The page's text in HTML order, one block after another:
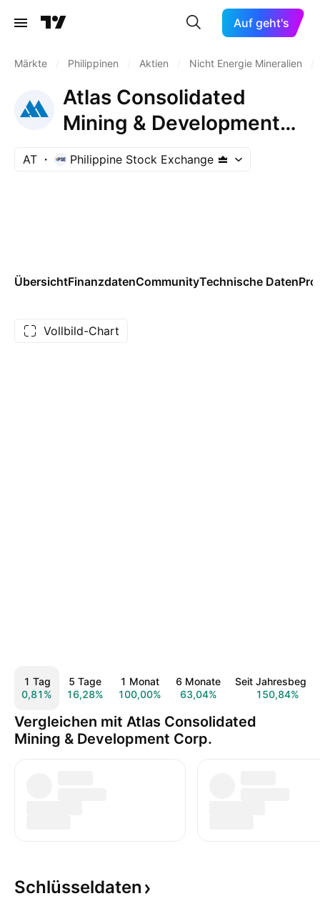
Auf geht's
Märkte Philippinen Aktien Nicht Energie Mineralien
Atlas Consolidated
Mining & Development
Corp.
AT Philippine Stock Exchange
ÜbersichtFinanzdatenCommunityTechnische Daten
Vollbild-Chart
1 Tag
0,81%
5 Tage
16,28%
1 Monat
100,00%
6 Monate
63,04%
Seit Jahresbeginn
150,84%
Vergleichen mit Atlas Consolidated
Mining & Development Corp.
Schlüsseldaten